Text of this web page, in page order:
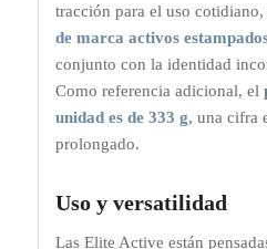
tracción para el uso
de marca activos
conjunto con la identidad
Como referencia adicional, el
unidad es de 333 g, una cifra
prolongado.
Uso y versatilidad
Las Elite Active están